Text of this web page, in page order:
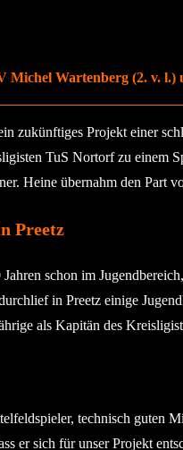
Michel Wartenberg (2. v.
zukünftiges Projekt einer
TuS Nortorf zu einem
Heine übernahm den Part
Preetz
schon im
in Preetz einige
als Kapitän des
technisch guten
er sich für unser Projekt